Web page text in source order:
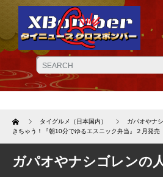
Home タイグルメ（日本国内）
ガパオやナ
きちゃう！『朝10分でゆるエスニック弁当』２月発売
ガパオやナシゴレンの